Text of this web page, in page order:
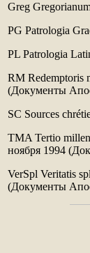
Greg
PG Patrologia
PL Patrologia
RM Redemptoris
(Документы
SC Sources
TMA Tertio
ноября 1994
VerSpl Veritatis
(Документы